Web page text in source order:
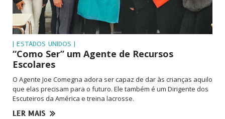
| ESTADOS UNIDOS |
“Como Ser” um Agente de Recursos
Escolares
O Agente Joe Comegna adora ser capaz de dar às crianças aquilo
que elas precisam para o futuro. Ele também é um Dirigente dos
Escuteiros da América e treina lacrosse.
LER MAIS